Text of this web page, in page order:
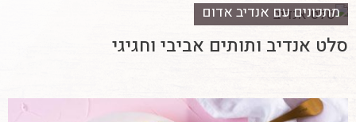
מתכונים עם אנדיב אדום
סלט אנדיב ותותים אביבי וחגיגי